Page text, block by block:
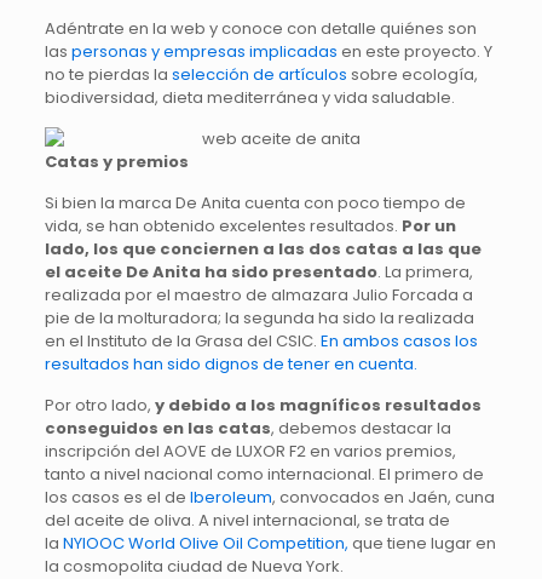
Adéntrate en la web y conoce con detalle quiénes son
las personas y empresas implicadas en este proyecto. Y
no te pierdas la selección de artículos sobre ecología,
biodiversidad, dieta mediterránea y vida saludable.
Catas y premios
Si bien la marca De Anita cuenta con poco tiempo de
vida, se han obtenido excelentes resultados. Por un
lado, los que conciernen a las dos catas a las que
el aceite De Anita ha sido presentado. La primera,
realizada por el maestro de almazara Julio Forcada a
pie de la molturadora; la segunda ha sido la realizada
en el Instituto de la Grasa del CSIC. En ambos casos los
resultados han sido dignos de tener en cuenta.
Por otro lado, y debido a los magníficos resultados
conseguidos en las catas, debemos destacar la
inscripción del AOVE de LUXOR F2 en varios premios,
tanto a nivel nacional como internacional. El primero de
los casos es el de Iberoleum, convocados en Jaén, cuna
del aceite de oliva. A nivel internacional, se trata de
la NYIOOC World Olive Oil Competition, que tiene lugar en
la cosmopolita ciudad de Nueva York.